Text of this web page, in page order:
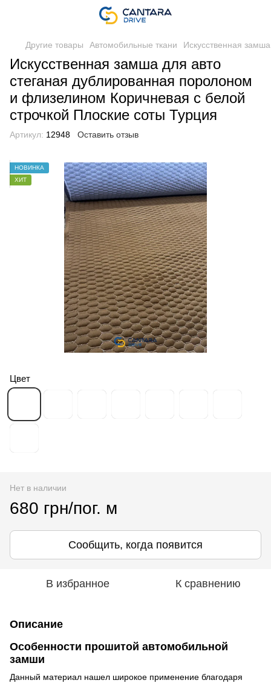
Другие товары Автомобильные ткани Искусственная
Искусственная замша для авто
стеганая дублированная поролоном
и флизелином Коричневая с белой
строчкой Плоские соты Турция
Артикул: 12948 Оставить отзыв
НОВИНКА
ХИТ
Цвет
Нет в наличии
680 грн/пог. м
Сообщить, когда появится
В избранное К сравнению
Описание
Особенности прошитой автомобильной
замши
Данный материал нашел широкое применение благодаря